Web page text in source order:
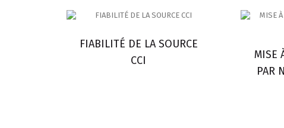
FIABILITÉ DE LA SOURCE
CCI
MISE
PAR